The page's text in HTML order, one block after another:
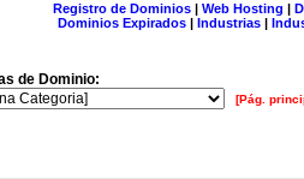
Registro de Dominios| Web Hosting |
Dominios Expirados | Industrias |
de Dominio:
[Pág.